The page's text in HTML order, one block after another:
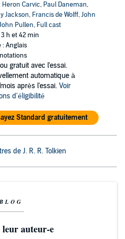
Heron Carvic, Paul Daneman,
Jackson, Francis de Wolff,John
Pullen, Full cast
3 h et 42 min
: Anglais
ou gratuit avec l'essai.
automatique à
après l'essai. Voir
d'éligibilité
Standard gratuitement
de J. R. R. Tolkien
BLOG
auteur-e